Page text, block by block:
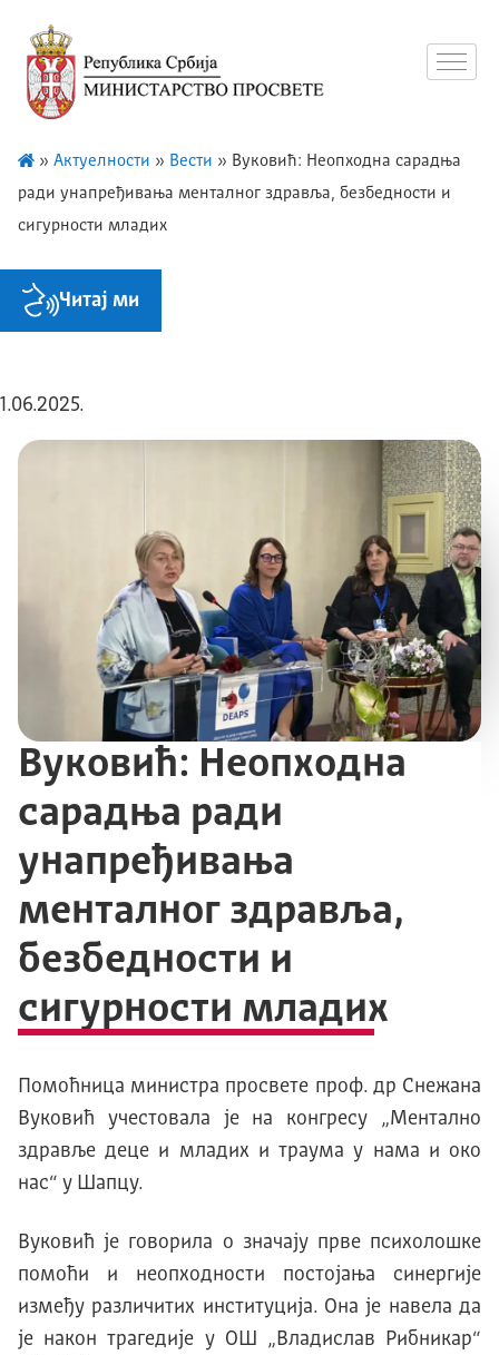
» Актуелности » Вести » Вуковић: Неопходна сарадња
ради унапређивања менталног здравља, безбедности и
сигурности младих
Читај ми
1.06.2025.
Вуковић: Неопходна
сарадња ради
унапређивања
менталног здравља,
безбедности и
сигурности младих
Помоћница министра просвете проф. др Снежана
Вуковић учестовала је на конгресу „Ментално
здравље деце и младих и траума у нама и око
нас“ у Шапцу.
Вуковић је говорила о значају прве психолошке
помоћи и неопходности постојања синергије
између различитих институција. Она је навела да
је након трагедије у ОШ „Владислав Рибникар“